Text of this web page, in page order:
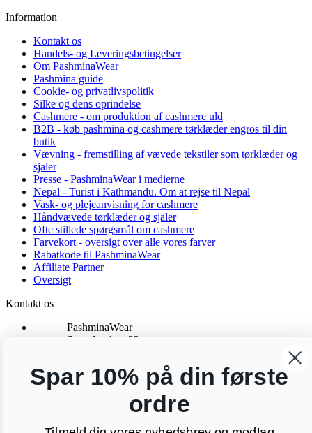
Information
Kontakt os
Handels- og Leveringsbetingelser
Om PashminaWear
Pashmina guide
Cookie- og privatlivspolitik
Silke og dens oprindelse
Cashmere - om produktion af cashmere uld
B2B - køb pashmina og cashmere tørklæder engros til din
butik
Vævning - fremstilling af vævede tekstiler som tørklæder og
sjaler
Presse - PashminaWear i medierne
Nepal - Turist i Kathmandu. Om at rejse til Nepal
Vask- og plejeanvisning for cashmere
Håndvævede tørklæder og sjaler
Ofte stillede spørgsmål om cashmere
Farvekort - oversigt over alle vores farver
Rabatkode til PashminaWear
Affiliate Partner
Oversigt
Kontakt os
PashminaWear
Strandparken 23 st tv
24 48 13 76
kundeservice@pashminawear.dk
Spar 10% på din første
ordre